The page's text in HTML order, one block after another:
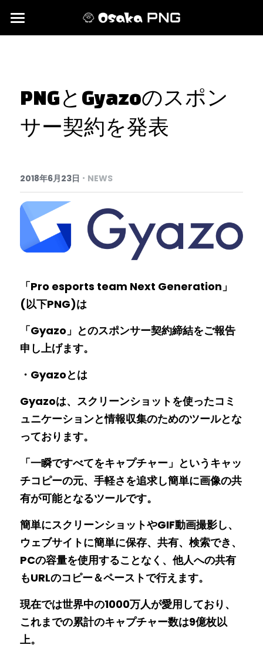
HOME
MEMBER
PNGとGyazoのスポン
サー契約を発表
2018年6月23日 · NEWS
「Pro esports team Next Generation」
(以下PNG)は
「Gyazo」とのスポンサー契約締結をご報告
申し上げます。
・Gyazoとは
Gyazoは、スクリーンショットを使ったコミ
ュニケーションと情報収集のためのツールとな
っております。
「一瞬ですべてをキャプチャー」というキャッ
チコピーの元、手軽さを追求し簡単に画像の共
有が可能となるツールです。
簡単にスクリーンショットやGIF動画撮影し、
ウェブサイトに簡単に保存、共有、検索でき、
PCの容量を使用することなく、他人への共有
もURLのコピー＆ペーストで行えます。
現在では世界中の1000万人が愛用しており、
これまでの累計のキャプチャー数は9億枚以
上。